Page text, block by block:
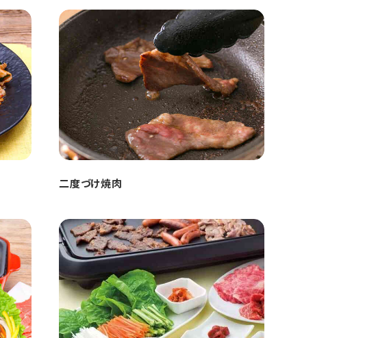
二度づけ焼肉